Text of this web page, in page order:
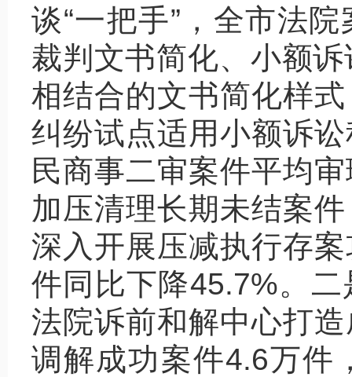
谈“一把手”，全市法
裁判文书简化、小额
相结合的文书简化样
纠纷试点适用小额诉
民商事二审案件平均
加压清理长期未结案
深入开展压减执行存
件同比下降45.7%。
法院诉前和解中心打
调解成功案件4.6万件